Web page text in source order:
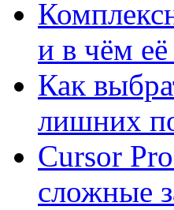
и в чём
Как
лишних
Cursor
сложные